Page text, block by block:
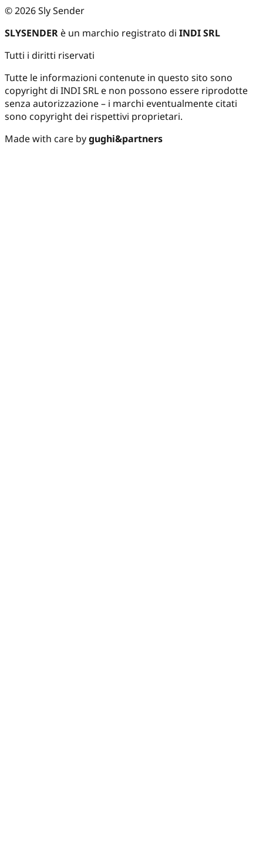
©2026Sly Sender
SLYSENDER è un marchio registrato di INDI SRL
Tutti i diritti riservati
Tutte le informazioni contenute in questo sito sono
copyright di INDI SRL e non possono essere riprodotte
senza autorizzazione – i marchi eventualmente citati
sono copyright dei rispettivi proprietari.
Made with care bygughi&partners